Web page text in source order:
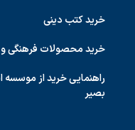
خرید کتب دینی
خرید محصولات فرهنگی
راهنمایی خرید از موسسه
بصیر